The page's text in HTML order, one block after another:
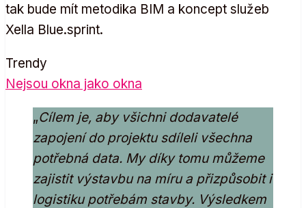
tak bude mít metodika BIM a koncept služeb
Xella Blue.sprint.
Trendy
Nejsou okna jako okna
„Cílem je, aby všichni dodavatelé
zapojení do projektu sdíleli všechna
potřebná data. My díky tomu můžeme
zajistit výstavbu na míru a přizpůsobit i
logistiku potřebám stavby. Výsledkem